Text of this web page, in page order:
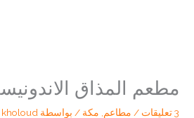
مطعم المذاق
3 تعليقات / مطاعم مكة / بواسطة kholoud